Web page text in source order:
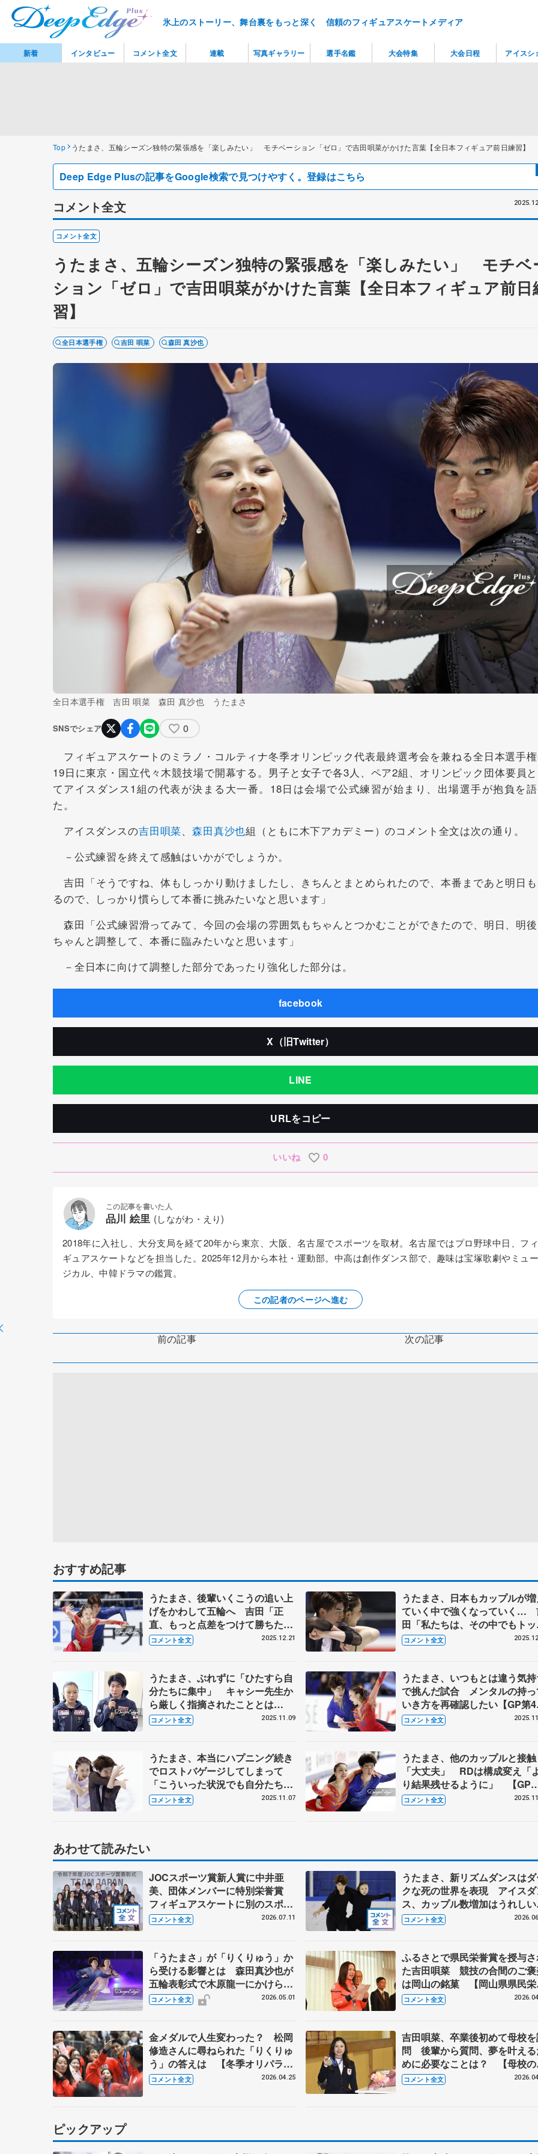
氷上のストーリー、舞台裏をもっと深く 信頼のフィギュアスケートメディア
Top うたまさ、五輪シーズン独特の緊張感を「楽しみたい」 モチベーション「ゼロ」で吉田唄菜がかけた言葉【全日本フィギュア前日練習】
Deep Edge Plusの記事をGoogle検索で見つけやすく。登録はこちら
コメント全文
コメント全文
うたまさ、五輪シーズン独特の緊張感を「楽しみたい」 モチベ
ション「ゼロ」で吉田唄菜がかけた言葉【全日本フィギュア前日
習】
全日本選手権 吉田 唄菜 森田 真沙也
全日本選手権 吉田 唄菜 森田 真沙也 うたまさ
SNSでシェア 0
フィギュアスケートのミラノ・コルティナ冬季オリンピック代表最終選考会を兼ねる全日本選手
19日に東京・国立代々木競技場で開幕する。男子と女子で各3人、ペア2組、オリンピック団体要員
てアイスダンス1組の代表が決まる大一番。18日は会場で公式練習が始まり、出場選手が抱負を
た。
アイスダンスの吉田唄菜、森田真沙也組（ともに木下アカデミー）のコメント全文は次の通り。
－公式練習を終えて感触はいかがでしょうか。
吉田「そうですね、体もしっかり動けましたし、きちんとまとめられたので、本番まであと明日
るので、しっかり慣らして本番に挑みたいなと思います」
森田「公式練習滑ってみて、今回の会場の雰囲気もちゃんとつかむことができたので、明日、明後
ちゃんと調整して、本番に臨みたいなと思います」
－全日本に向けて調整した部分であったり強化した部分は。
facebook
X（旧Twitter）
LINE
URLをコピー
いいね 0
この記事を書いた人
品川 絵里 (しながわ・えり)
2018年に入社し、大分支局を経て20年から東京、大阪、名古屋でスポーツを取材。名古屋ではプロ野球中日、フィ
ギュアスケートなどを担当した。2025年12月から本社・運動部。中高は創作ダンス部で、趣味は宝塚歌劇やミュー
ジカル、中韓ドラマの鑑賞。
この記者のページへ進む
前の記事 次の記事
おすすめ記事
うたまさ、後輩いくこうの追い上
げをかわして五輪へ 吉田「正
直、もっと点差をつけて勝ちたか
った」【全日本フィギュア･アイ
スダンス･フリー】
コメント全文 2025.12.21
うたまさ、日本もカップルが増
ていく中で強くなっていく…
田「私たちは、その中でもト
を走っていって、みんなで国
会に出たい」【全日本フィギュ
コメント全文
うたまさ、ぶれずに「ひたすら自
分たちに集中」 キャシー先生か
ら厳しく指摘されたこととは
【GP第4戦NHK杯一夜明け】
コメント全文 2025.11.09
うたまさ、いつもとは違う気
で挑んだ試合 メンタルの持っ
いき方を再確認したい【GP第
NHK杯フリーダンス】
コメント全文
うたまさ、本当にハプニング続き
でロストバゲージしてしまって
「こういった状況でも自分たちの
力を…」【GP第4戦NHK杯RD】
コメント全文 2025.11.07
うたまさ、他のカップルと接触
「大丈夫」 RDは構成変え「
り結果残せるように」 【GP第
戦NHK杯公式練習】
コメント全文
あわせて読みたい
JOCスポーツ賞新人賞に中井亜
美、団体メンバーに特別栄誉賞
フィギュアスケートに別のスポー
ツを組み合わせるなら？ 【JOC
スポーツ賞表彰式】
コメント全文 2026.07.11
うたまさ、新リズムダンスは
クな死の世界を表現 アイスダ
ス、カップル数増加はうれしい
【木下グループ/アカデミー練
開】
コメント全文
「うたまさ」が「りくりゅう」か
ら受ける影響とは 森田真沙也が
五輪表彰式で木原龍一にかけられ
た言葉 【ブルームオンアイス】
コメント全文 2026.05.01
ふるさとで県民栄誉賞を授与
た吉田唄菜 競技の合間のご褒
は岡山の銘菓 【岡山県県民栄
賞授与】
コメント全文
金メダルで人生変わった？ 松岡
修造さんに尋ねられた「りくりゅ
う」の答えは 【冬季オリパラパ
レード】
コメント全文 2026.04.25
吉田唄菜、卒業後初めて母校
問 後輩から質問、夢を叶える
めに必要なことは？ 【母校の
賀会と倉敷市民栄誉賞】
コメント全文
ピックアップ
新着 インタビュー コメント全文 連載 写真ギャラリー 選手名鑑 大会特集 大会日程 アイスシ